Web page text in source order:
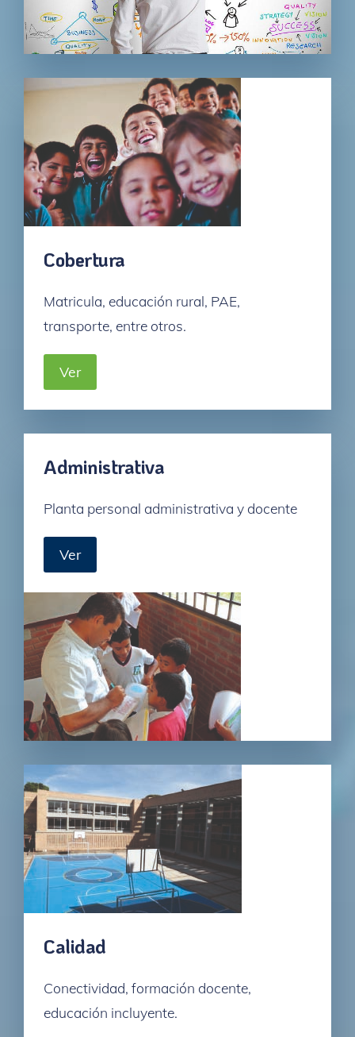
Cobertura
Matricula, educación rural, PAE,
transporte, entre otros.
Ver
Administrativa
Planta personal administrativa y docente
Ver
Calidad
Conectividad, formación docente,
educación incluyente.